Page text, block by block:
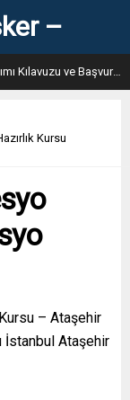
31. Dönem POMEM 7500 Bin Polis Alımı Kılavuzu ve Başvuru Ekranı
Kursu
– Ataşehir
İstanbul Ataşehir